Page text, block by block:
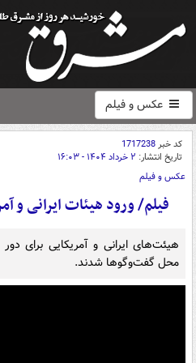
عکس و فیلم
کد خبر1717238
تاریخ انتشار: ۲ خرداد ۱۴۰۴ - ۱۶:۰۳
عکس و فیلم
فیلم/ ورود هیئات ایرانی و
هیئت‌های ایرانی و آمریکایی برای
محل گفت‌وگوها شدند.